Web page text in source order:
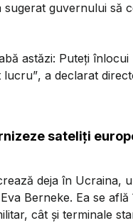
guvernului să
astăzi: Puteți
lucru”, a declarat
sateliți
deja în Ucraina,
Berneke. Ea se
cât și terminale